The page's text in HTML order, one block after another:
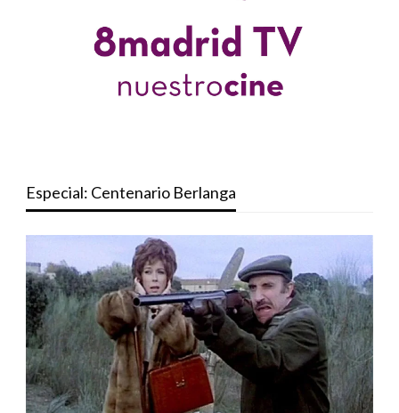
Especial: Centenario Berlanga